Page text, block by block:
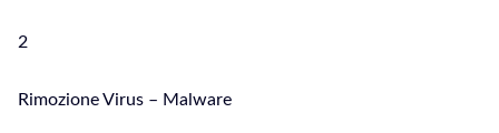
2
Rimozione Virus – Malware